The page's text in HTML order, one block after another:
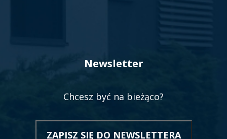
Newsletter
Chcesz być na bieżąco?
ZAPISZ SIĘ DO NEWSLETTERAOTWORZY